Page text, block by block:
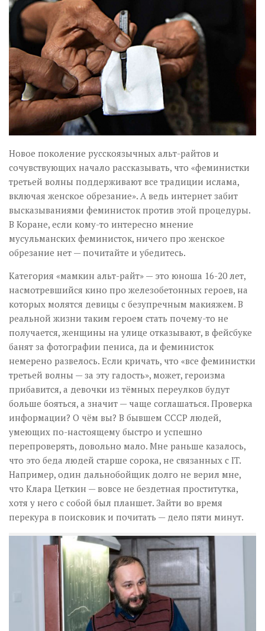
Візуальне
Научпоп
Головне
Цитати
Inter/antinational
Новое поколение русскоязычных альт-райтов и
сочувствующих начало рассказывать, что «феминистки
третьей волны поддерживают все традиции ислама,
включая женское обрезание». А ведь интернет забит
высказываниями феминисток против этой процедуры.
В Коране, если кому-то интересно мнение
мусульманских феминисток, ничего про женское
обрезание нет — почитайте и убедитесь.
Категория «мамкин альт-райт» — это юноша 16-20 лет,
насмотревшийся кино про железобетонных героев, на
которых молятся девицы с безупречным макияжем. В
реальной жизни таким героем стать почему-то не
получается, женщины на улице отказывают, в фейсбуке
банят за фотографии пениса, да и феминисток
немерено развелось. Если кричать, что «все феминистки
третьей волны — за эту гадость», может, героизма
прибавится, а девочки из тёмных переулков будут
больше бояться, а значит — чаще соглашаться. Проверка
информации? О чём вы? В бывшем СССР людей,
умеющих по-настоящему быстро и успешно
перепроверять, довольно мало. Мне раньше казалось,
что это беда людей старше сорока, не связанных с IT.
Например, один дальнобойщик долго не верил мне,
что Клара Цеткин — вовсе не бездетная проститутка,
хотя у него с собой был планшет. Зайти во время
перекура в поисковик и почитать — дело пяти минут.